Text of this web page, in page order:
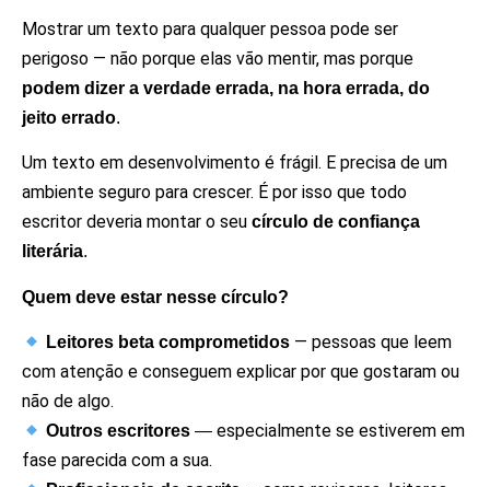
Mostrar um texto para qualquer pessoa pode ser
perigoso — não porque elas vão mentir, mas porque
podem dizer a verdade errada, na hora errada, do
jeito errado.
Um texto em desenvolvimento é frágil. E precisa de um
ambiente seguro para crescer. É por isso que todo
escritor deveria montar o seu círculo de confiança
literária.
Quem deve estar nesse círculo?
Leitores beta comprometidos — pessoas que leem
com atenção e conseguem explicar por que gostaram ou
não de algo.
Outros escritores — especialmente se estiverem em
fase parecida com a sua.